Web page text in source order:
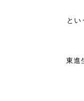
とい
東進